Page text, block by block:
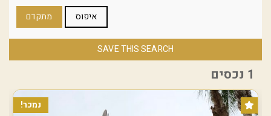
איפוס מתקדם
SAVE THIS SEARCH
1 נכסים
נמכר!